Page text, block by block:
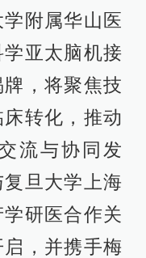
附属华山医
亚太脑机接
，将聚焦技
转化，推动
流与协同发
旦大学上海
研医合作关
，并携手梅